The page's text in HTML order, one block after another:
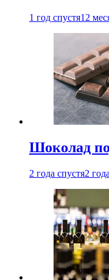
1 год спустя12
Шоколад
2 года спустя2